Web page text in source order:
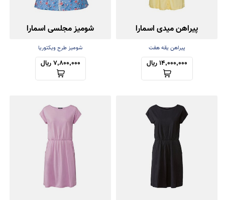
پیراهن میدی اسمارا
پیراهن یقه هفت
14,000,000 ریال
شومیز مجلسی اسمارا
شومیز طرح ویکتوریا
7,800,000 ریال